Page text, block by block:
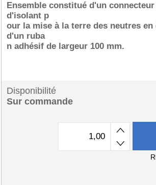
Ensemble constitué d'un
d'isolant p
our la mise à la terre des neutres en
d'un ruba
n adhésif de largeur 100 mm.
Disponibilité
Sur commande